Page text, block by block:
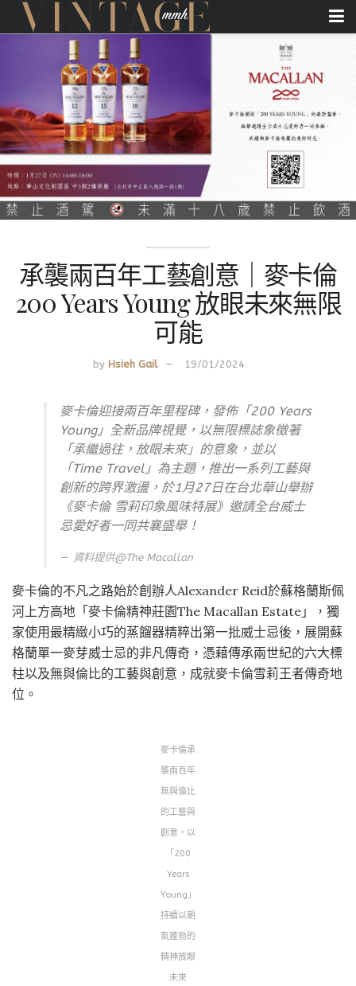
承襲兩百年工藝創意｜麥卡倫
200 Years Young 放眼未來無限
可能
by Hsieh Gail 19/01/2024
麥卡倫迎接兩百年里程碑，發佈「200 Years
Young」全新品牌視覺，以無限標誌象徵著
「承繼過往，放眼未來」的意象，並以
「Time Travel」為主題，推出一系列工藝與
創新的跨界激盪，於1月27日在台北華山舉辦
《麥卡倫 雪莉印象風味特展》邀請全台威士
忌愛好者一同共襄盛舉！
資料提供@The Macallan
麥卡倫的不凡之路始於創辦人Alexander Reid於蘇格蘭斯佩
河上方高地「麥卡倫精神莊園The Macallan Estate」，獨
家使用最精緻小巧的蒸餾器精粹出第一批威士忌後，展開蘇
格蘭單一麥芽威士忌的非凡傳奇，憑藉傳承兩世紀的六大標
柱以及無與倫比的工藝與創意，成就麥卡倫雪莉王者傳奇地
位。
麥卡倫承
襲兩百年
無與倫比
的工藝與
創意，以
「200
Years
Young」
持續以朝
氣蓬勃的
精神放眼
未來